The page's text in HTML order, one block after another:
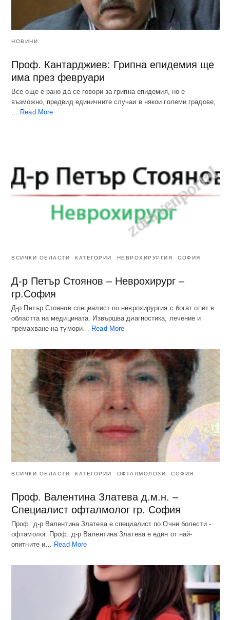
НОВИНИ
Проф. Кантарджиев: Грипна епидемия ще
има през февруари
Все още е рано да се говори за грипна епидемия, но е
възможно, предвид единичните случаи в някои големи градове,
… Read More
ВСИЧКИ ОБЛАСТИ КАТЕГОРИИ НЕВРОХИРУРГИЯ СОФИЯ
Д-р Петър Стоянов – Неврохирург –
гр.София
Д-р Петър Стоянов специалист по неврохирургия с богат опит в
областта на медицината. Извършва диагностика, лечение и
премахване на тумори…
Read More
ВСИЧКИ ОБЛАСТИ КАТЕГОРИИ ОФТАЛМОЛОЗИ СОФИЯ
Проф. Валентина Златева д.м.н. –
Специалист офталмолог гр. София
Проф. д-р Валентина Златева е специалист по Очни болести -
офтамолог. Проф. д-р Валентина Златева е един от най-
опитните и… Read More